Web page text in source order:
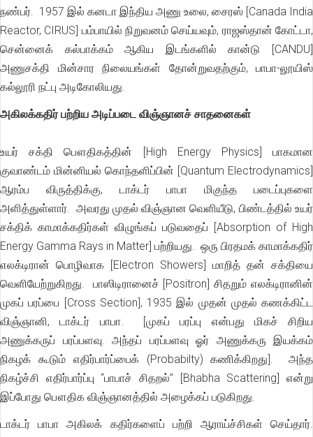
நண்பர். 1957 இல் கனடா இந்திய அணு உலை, சைரஸ் [Canada India
Reactor, CIRUS] பம்பாயில் நிறுவனம் செய்யவும், ராஜஸ்தான் கோட்டா,
சென்னைக் கல்பாக்கம் ஆகிய இடங்களில் கான்டு [CANDU]
அணுசக்தி மின்சார நிலையங்கள் தோன்றுவதற்கும், பாபா-லூயிஸ்
கல்லூரி நட்பு அடிகோலியது.
அகிலக்கதிர் பற்றிய அடிப்படை விஞ்ஞானச் சாதனைகள்
உயர் சக்தி பௌதிகத்தின் [High Energy Physics] பாகமான
குவாண்டம் மின்னியல் கொந்தளிப்பின் [Quantum Electrodynamics]
ஆரம்ப விருத்திக்கு, டாக்டர் பாபா மிகுந்த படைப்புகளை
அளித்துள்ளார். அவரது முதல் விஞ்ஞான வெளியீடு, பிண்டத்தில் உயர்
சக்திக் காமாக்கதிர்கள் விழுங்கப் படுவதைப் [Absorption of High
Energy Gamma Rays in Matter] பற்றியது. ஒரு பிரதமக் காமாக்கதிர்
எலக்டிரான் பொழிவாக [Electron Showers] மாறித் தன் சக்தியை
வெளியேற்றுகிறது. பாஸிடிரானைச் [Positron] சிதறும் எலக்டிரானின்
முகப் பரப்பை [Cross Section], 1935 இல் முதன் முதல் கணக்கிட்ட
விஞ்ஞானி, டாக்டர் பாபா. [முகப் பரப்பு என்பது மிகச் சிறிய
அணுக்கருப் பரப்பளவு. அந்தப் பரப்பளவு ஓர் அணுக்கரு இயக்கம்
நிகழக் கூடும் எதிர்பார்ப்பைக் (Probabilty) கணிக்கிறது]. அந்த
நிகழ்ச்சி எதிர்பார்ப்பு “பாபாச் சிதறல்” [Bhabha Scattering] என்று
இப்போது பௌதிக விஞ்ஞானத்தில் அழைக்கப் படுகிறது.
டாக்டர் பாபா அகிலக் கதிர்களைப் பற்றி ஆராய்ச்சிகள் செய்தார்.